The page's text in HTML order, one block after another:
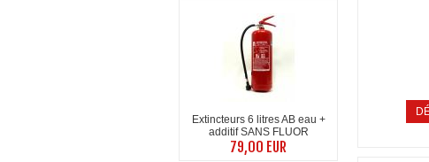
Extincteurs 6 litres AB eau +
additif SANS FLUOR
79,00 EUR